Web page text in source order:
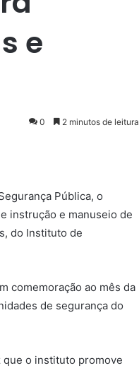
e
0 2 minutos de leitura
Pública, o
instrução e manuseio de
do Instituto de
comemoração ao mês da
de segurança do
que o instituto promove